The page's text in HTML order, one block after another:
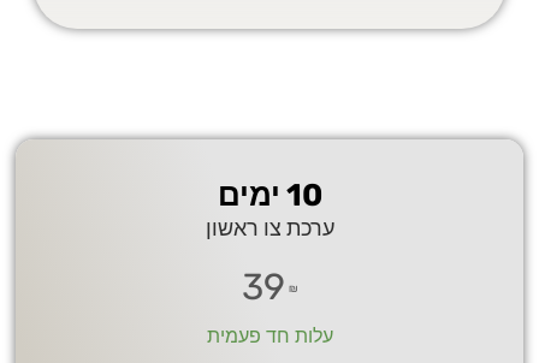
הכנה לצו ראשון -
10 ימים
ערכת צו ראשון
39 ₪
עלות חד פעמית